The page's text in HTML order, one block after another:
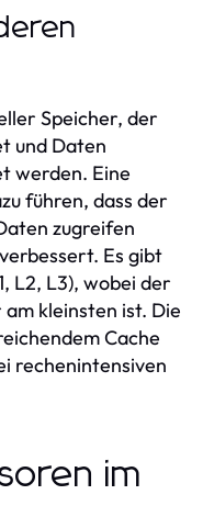
Speicher, der
und Daten
werden. Eine
führen, dass der
zugreifen
Es gibt
L2, L3), wobei der
kleinsten ist. Die
Cache
rechenintensiven
im